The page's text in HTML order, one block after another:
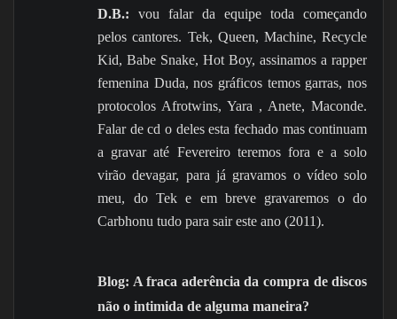
D.B.: vou falar da equipe toda começando
pelos cantores. Tek, Queen, Machine, Recycle
Kid, Babe Snake, Hot Boy, assinamos a rapper
femenina Duda, nos gráficos temos garras, nos
protocolos Afrotwins, Yara , Anete, Maconde.
Falar de cd o deles esta fechado mas continuam
a gravar até Fevereiro teremos fora e a solo
virão devagar, para já gravamos o vídeo solo
meu, do Tek e em breve gravaremos o do
Carbhonu tudo para sair este ano (2011).
Blog: A fraca aderência da compra de discos
não o intimida de alguma maneira?